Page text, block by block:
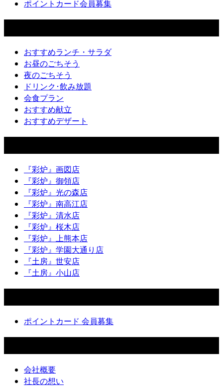
ポイントカード会員募集
おすすめランチ・サラダ
お昼のごちそう
夜のごちそう
ドリンク･飲み放題
会食プラン
おすすめ献立
おすすめデザート
『彩炉』画図店
『彩炉』御領店
『彩炉』光の森店
『彩炉』南高江店
『彩炉』清水店
『彩炉』桜木店
『彩炉』上熊本店
『彩炉』学園大通り店
『土房』世安店
『土房』小山店
ポイントカード 会員募集
会社概要
社長の想い